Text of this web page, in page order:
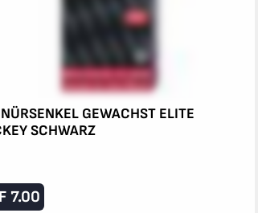
GEWACHST ELITE
SCHWARZ
7.00